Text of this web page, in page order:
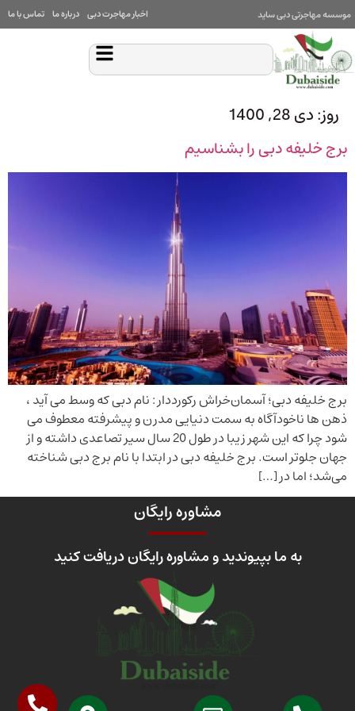
موسسه مهاجرتی دبی ساید اخبار مهاجرت دبی درباره ما تماس با ما
روز:دی 28, 1400
برج خلیفه دبی را بشناسیم
برج خلیفه دبی؛ آسمان‌خراش رکورددار : نام دبی که وسط می آید ،
ذهن ها ناخودآگاه به سمت دنیایی مدرن و پیشرفته معطوف می
شود چرا که این شهر زیبا در طول 20 سال سیر تصاعدی داشته و از
جهان جلوتر است. برج خلیفه دبی در ابتدا با نام برج دبی شناخته
می‌شد؛ اما در […]
مشاوره رایگان
به ما بپیوندید و مشاوره رایگان دریافت کنید